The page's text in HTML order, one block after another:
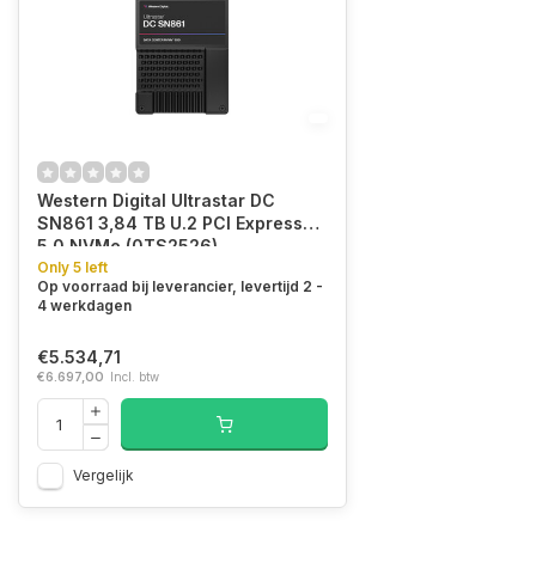
Western Digital Ultrastar DC
SN861 3,84 TB U.2 PCI Express
5.0 NVMe (0TS2526)
Only 5 left
Op voorraad bij leverancier, levertijd 2 -
4 werkdagen
€5.534,71
€6.697,00 Incl. btw
Vergelijk